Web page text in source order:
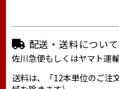
配送・送料について
佐川急便もしくはヤマト運
送料は、「12本単位のご注